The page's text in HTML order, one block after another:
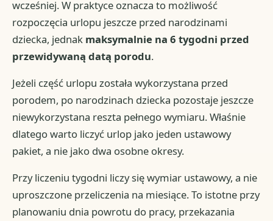
wcześniej. W praktyce oznacza to możliwość
rozpoczęcia urlopu jeszcze przed narodzinami
dziecka, jednak maksymalnie na 6 tygodni przed
przewidywaną datą porodu.
Jeżeli część urlopu została wykorzystana przed
porodem, po narodzinach dziecka pozostaje jeszcze
niewykorzystana reszta pełnego wymiaru. Właśnie
dlatego warto liczyć urlop jako jeden ustawowy
pakiet, a nie jako dwa osobne okresy.
Przy liczeniu tygodni liczy się wymiar ustawowy, a nie
uproszczone przeliczenia na miesiące. To istotne przy
planowaniu dnia powrotu do pracy, przekazania